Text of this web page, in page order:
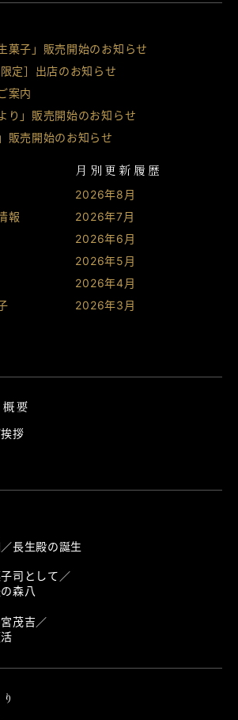
菓子」販売開始のお知らせ
定］出店のお知らせ
案内
り」販売開始のお知らせ
販売開始のお知らせ
報
月別更新履歴
2026年8月
2026年7月
2026年6月
2026年5月
2026年4月
2026年3月
要
拶
長生殿の誕生
司として／
森八
茂吉／